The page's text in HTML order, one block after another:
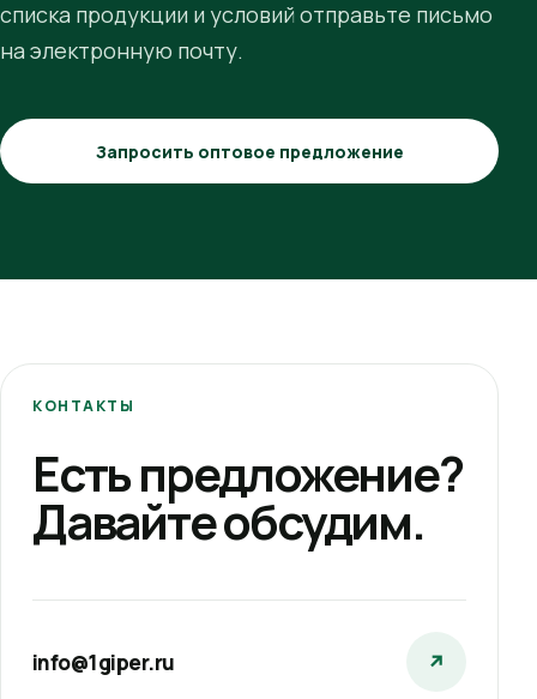
списка продукции и условий отправьте письмо
на электронную почту.
Запросить оптовое предложение
КОНТАКТЫ
Есть предложение?
Давайте обсудим.
info@1giper.ru ↗